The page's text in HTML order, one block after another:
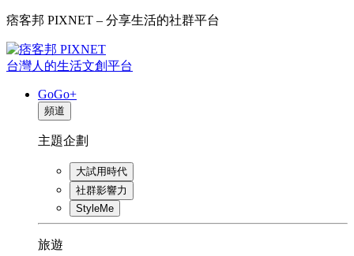
痞客邦 PIXNET – 分享生活的社群平台
台灣人的生活文創平台
GoGo+
頻道
主題企劃
大試用時代
社群影響力
StyleMe
旅遊